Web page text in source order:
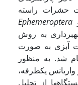
حشرات راسته
Ephemeroptera
به روش
آبزی به صورت
فروردین تا اسفند 1398 انجام شد. به منظور
یک­طرفه،
از تحلیل